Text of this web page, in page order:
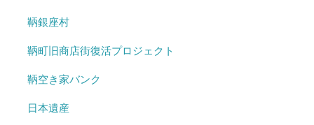
鞆銀座村
鞆町旧商店街復活プロジェクト
鞆空き家バンク
日本遺産